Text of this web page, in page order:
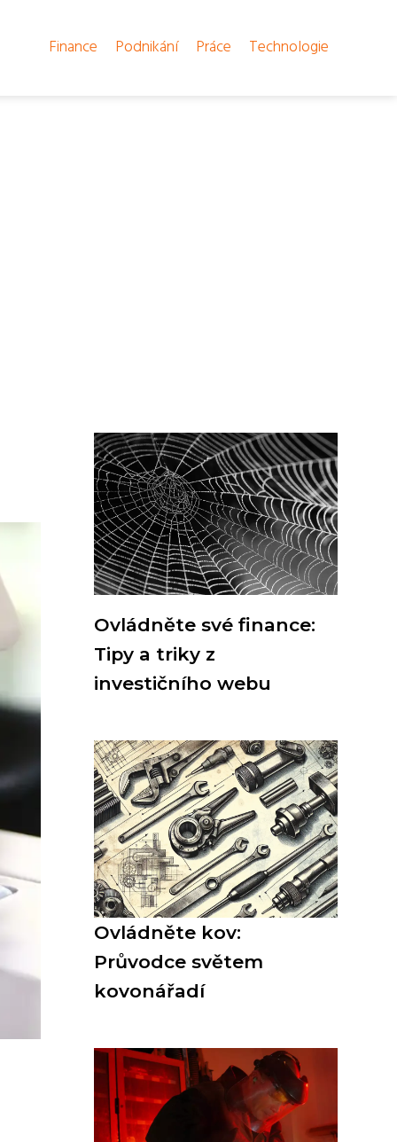
Finance Podnikání Práce Technologie
Ovládněte své finance:
Tipy a triky z
investičního webu
Ovládněte kov:
Průvodce světem
kovonářadí